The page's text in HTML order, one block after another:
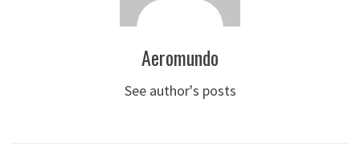
Aeromundo
See author's posts